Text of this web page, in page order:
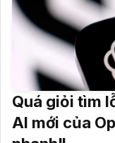
Quá giỏi tìm
AI mới của